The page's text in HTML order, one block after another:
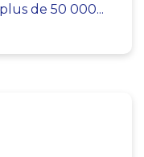
de 50 000...